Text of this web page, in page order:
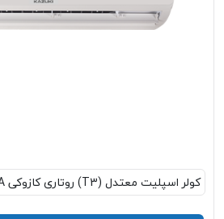
کولر اسپلیت معتدل (T3) روتاری کازوکی IAC-30CH/XA/A